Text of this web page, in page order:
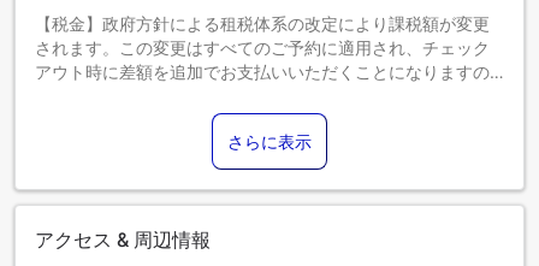
【税金】政府方針による租税体系の改定により課税額が変更
されます。この変更はすべてのご予約に適用され、チェック
アウト時に差額を追加でお支払いいただくことになりますの
さらに表示
アクセス & 周辺情報